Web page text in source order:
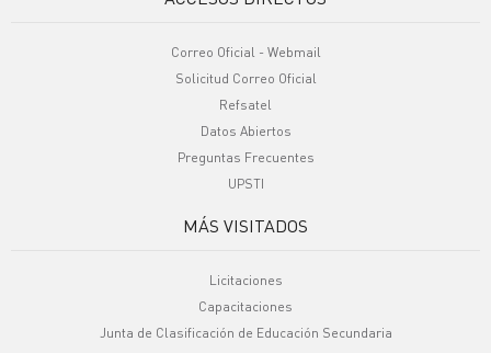
Correo Oficial - Webmail
Solicitud Correo Oficial
Refsatel
Datos Abiertos
Preguntas Frecuentes
UPSTI
MÁS VISITADOS
Licitaciones
Capacitaciones
Junta de Clasificación de Educación Secundaria